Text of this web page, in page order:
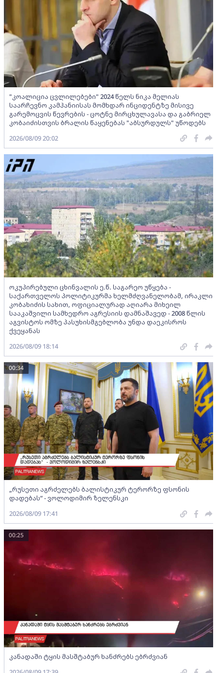
"კოალიცია ცვლილებები" 2024 წელს ნიკა მელიას
საარჩევნო კამპანიისას მომხდარ ინციდენტზე მისივე
გარემოცვის წევრების - ცოტნე მირცხულავასა და გაბრიელ
კობაიძისთვის ბრალის წაყენებას "აბსურდულს" უწოდებს
2026/08/09 20:02
ოკუპირებული ცხინვალის ე.წ. საგარეო უწყება -
საქართველოს პოლიტიკურმა ხელმძღვანელობამ, ირაკლი
კობახიძის სახით, ოფიციალურად აღიარა მიხეილ
სააკაშვილი სამხედრო აგრესიის დამნაშავედ - 2008 წლის
აგვისტოს ომზე პასუხისმგებლობა უნდა დაეკისროს
ქვეყანას
2026/08/09 18:14
„რუსეთი აგრძელებს ბალისტიკურ ტერორზე ფსონის
დადებას“ - ვოლოდიმირ ზელენსკი
00:34
2026/08/09 17:41
კანადაში ტყის მასშტაბურ ხანძრებს ებრძვიან
00:25